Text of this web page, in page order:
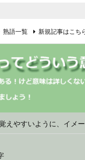
えやすいように、イメ
熟語一覧 新規記事はこち
